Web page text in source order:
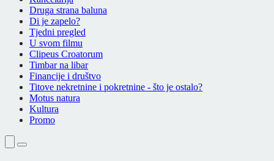
Druga strana baluna
Di je zapelo?
Tjedni pregled
U svom filmu
Clipeus Croatorum
Timbar na libar
Financije i društvo
Titove nekretnine i pokretnine - što je ostalo?
Motus natura
Kultura
Promo